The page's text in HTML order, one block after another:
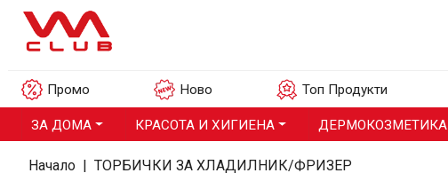
Промо Ново Топ Продукти
ЗА ДОМА КРАСОТА И ХИГИЕНА ДЕРМОКОЗМЕТИКА
Начало | ТОРБИЧКИ ЗА ХЛАДИЛНИК/ФРИЗЕР